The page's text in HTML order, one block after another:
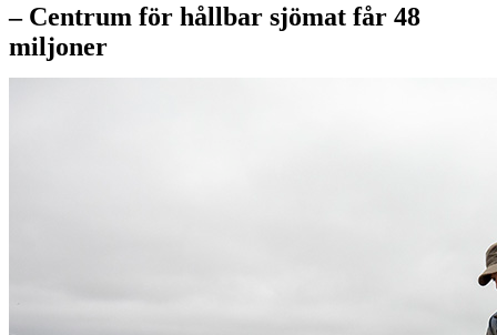
– Centrum för hållbar sjömat får 48
miljoner